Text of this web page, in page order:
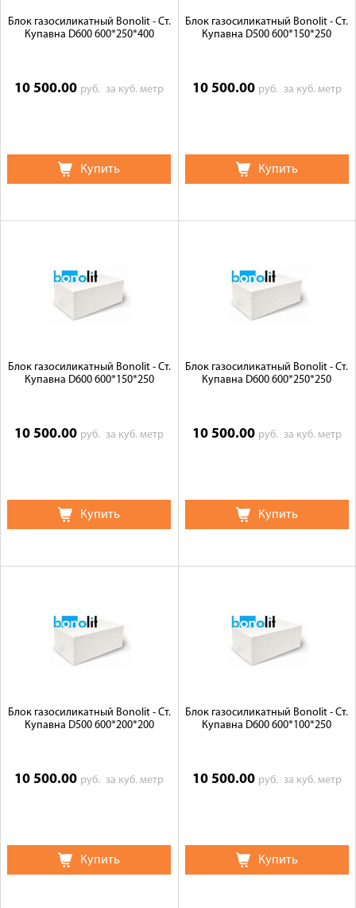
Блок газосиликатный Bonolit - Ст.
Купавна D600 600*250*400
10 500.00 руб.за куб. метр
Купить
Блок газосиликатный Bonolit - Ст.
Купавна D500 600*150*250
10 500.00 руб. за куб. метр
Купить
Блок газосиликатный Bonolit - Ст.
Купавна D600 600*150*250
10 500.00 руб.за куб. метр
Купить
Блок газосиликатный Bonolit - Ст.
Купавна D600 600*250*250
10 500.00 руб. за куб. метр
Купить
Блок газосиликатный Bonolit - Ст.
Купавна D500 600*200*200
10 500.00 руб.за куб. метр
Купить
Блок газосиликатный Bonolit - Ст.
Купавна D600 600*100*250
10 500.00 руб. за куб. метр
Купить